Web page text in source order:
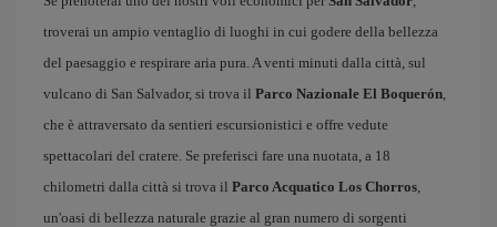
troverai un ampio ventaglio di luoghi in cui godere della bellezza
del paesaggio e respirare aria pura. A venti minuti dalla città, sul
vulcano di San Salvador, si trova il Parco Nazionale El Boquerón,
che è attraversato da sentieri escursionistici e offre vedute
spettacolari del cratere. Se preferisci fare una nuotata, a 18
chilometri dalla città si trova il Parco Acquatico Los Chorros,
un'oasi di bellezza naturale grazie al gran numero di sorgenti